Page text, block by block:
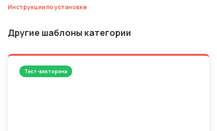
Инструкции по установке
Другие шаблоны категории
Тест-викторина